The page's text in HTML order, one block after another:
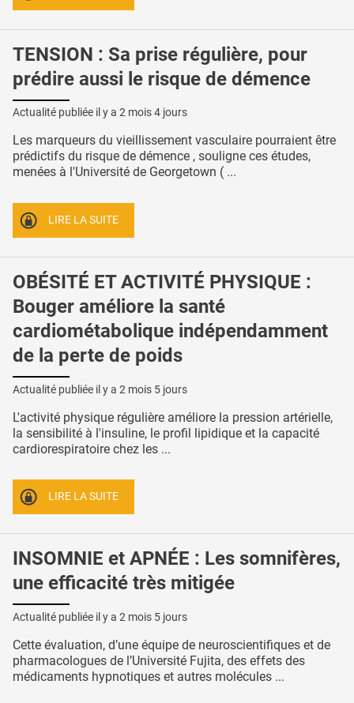
TENSION : Sa prise régulière, pour
prédire aussi le risque de démence
Actualité publiée il y a 2 mois 4 jours
Les marqueurs du vieillissement vasculaire pourraient être
prédictifs du risque de démence , souligne ces études,
menées à l'Université de Georgetown ( ...
LIRE LA SUITE
OBÉSITÉ ET ACTIVITÉ PHYSIQUE :
Bouger améliore la santé
cardiométabolique indépendamment
de la perte de poids
Actualité publiée il y a 2 mois 5 jours
L'activité physique régulière améliore la pression artérielle,
la sensibilité à l'insuline, le profil lipidique et la capacité
cardiorespiratoire chez les ...
LIRE LA SUITE
INSOMNIE et APNÉE : Les somnifères,
une efficacité très mitigée
Actualité publiée il y a 2 mois 5 jours
Cette évaluation, d’une équipe de neuroscientifiques et de
pharmacologues de l’Université Fujita, des effets des
médicaments hypnotiques et autres molécules ...